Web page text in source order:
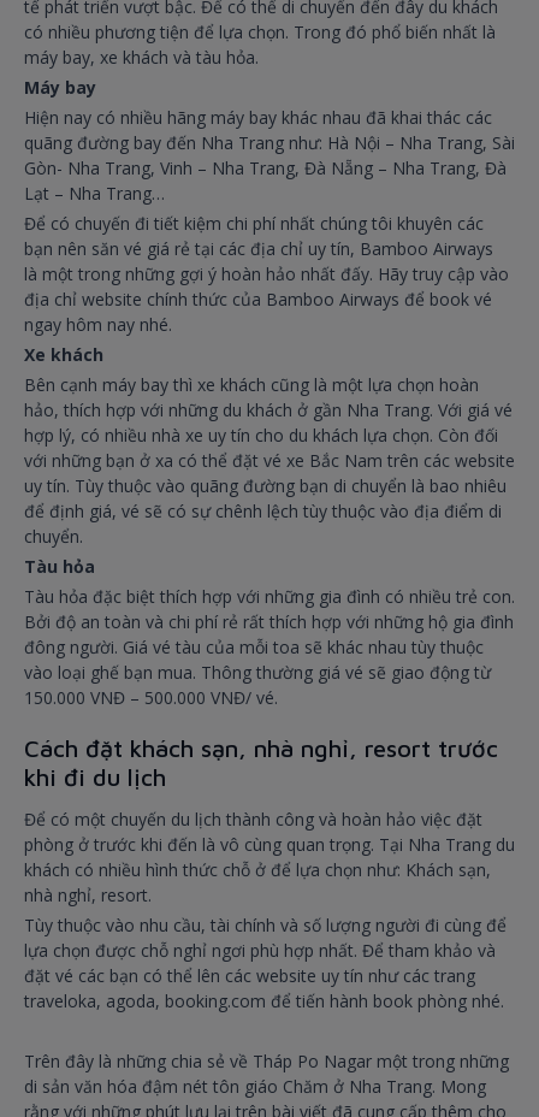
tế phát triển vượt bậc. Để có thể di chuyển đến đây du khách
có nhiều phương tiện để lựa chọn. Trong đó phổ biến nhất là
máy bay, xe khách và tàu hỏa.
Máy bay
Hiện nay có nhiều hãng máy bay khác nhau đã khai thác các
quãng đường bay đến Nha Trang như: Hà Nội – Nha Trang, Sài
Gòn- Nha Trang, Vinh – Nha Trang, Đà Nẵng – Nha Trang, Đà
Lạt – Nha Trang…
Để có chuyến đi tiết kiệm chi phí nhất chúng tôi khuyên các
bạn nên săn vé giá rẻ tại các địa chỉ uy tín, Bamboo Airways
là một trong những gợi ý hoàn hảo nhất đấy. Hãy truy cập vào
địa chỉ website chính thức của Bamboo Airways để book vé
ngay hôm nay nhé.
Xe khách
Bên cạnh máy bay thì xe khách cũng là một lựa chọn hoàn
hảo, thích hợp với những du khách ở gần Nha Trang. Với giá vé
hợp lý, có nhiều nhà xe uy tín cho du khách lựa chọn. Còn đối
với những bạn ở xa có thể đặt vé xe Bắc Nam trên các website
uy tín. Tùy thuộc vào quãng đường bạn di chuyển là bao nhiêu
để định giá, vé sẽ có sự chênh lệch tùy thuộc vào địa điểm di
chuyển.
Tàu hỏa
Tàu hỏa đặc biệt thích hợp với những gia đình có nhiều trẻ con.
Bởi độ an toàn và chi phí rẻ rất thích hợp với những hộ gia đình
đông người. Giá vé tàu của mỗi toa sẽ khác nhau tùy thuộc
vào loại ghế bạn mua. Thông thường giá vé sẽ giao động từ
150.000 VNĐ – 500.000 VNĐ/ vé.
Cách đặt khách sạn, nhà nghỉ, resort trước
khi đi du lịch
Để có một chuyến du lịch thành công và hoàn hảo việc đặt
phòng ở trước khi đến là vô cùng quan trọng. Tại Nha Trang du
khách có nhiều hình thức chỗ ở để lựa chọn như: Khách sạn,
nhà nghỉ, resort.
Tùy thuộc vào nhu cầu, tài chính và số lượng người đi cùng để
lựa chọn được chỗ nghỉ ngơi phù hợp nhất. Để tham khảo và
đặt vé các bạn có thể lên các website uy tín như các trang
traveloka, agoda, booking.com để tiến hành book phòng nhé.
Trên đây là những chia sẻ về Tháp Po Nagar một trong những
di sản văn hóa đậm nét tôn giáo Chăm ở Nha Trang. Mong
rằng với những phút lưu lại trên bài viết đã cung cấp thêm cho